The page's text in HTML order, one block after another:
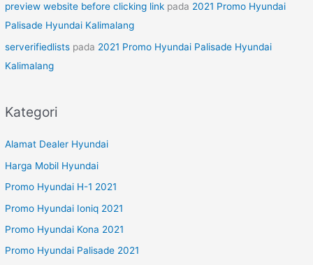
preview website before clicking link pada 2021 Promo Hyundai
Palisade Hyundai Kalimalang
serverifiedlists pada 2021 Promo Hyundai Palisade Hyundai
Kalimalang
Kategori
Alamat Dealer Hyundai
Harga Mobil Hyundai
Promo Hyundai H-1 2021
Promo Hyundai Ioniq 2021
Promo Hyundai Kona 2021
Promo Hyundai Palisade 2021